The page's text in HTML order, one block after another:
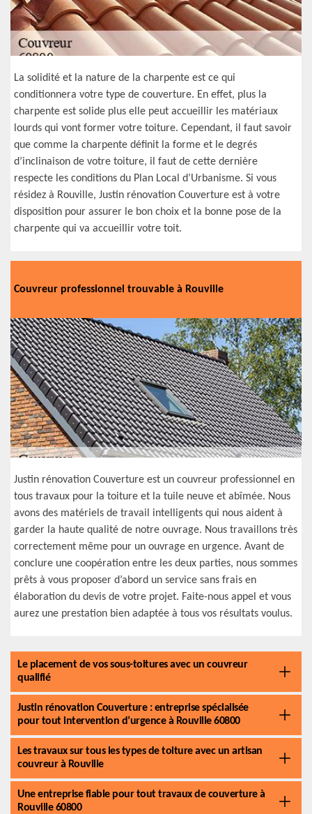
La solidité et la nature de la charpente est ce qui
conditionnera votre type de couverture. En effet, plus la
charpente est solide plus elle peut accueillir les matériaux
lourds qui vont former votre toiture. Cependant, il faut savoir
que comme la charpente définit la forme et le degrés
d’inclinaison de votre toiture, il faut de cette dernière
respecte les conditions du Plan Local d’Urbanisme. Si vous
résidez à Rouville, Justin rénovation Couverture est à votre
disposition pour assurer le bon choix et la bonne pose de la
charpente qui va accueillir votre toit.
Couvreur professionnel trouvable à Rouville
Justin rénovation Couverture est un couvreur professionnel en
tous travaux pour la toiture et la tuile neuve et abîmée. Nous
avons des matériels de travail intelligents qui nous aident à
garder la haute qualité de notre ouvrage. Nous travaillons très
correctement même pour un ouvrage en urgence. Avant de
conclure une coopération entre les deux parties, nous sommes
prêts à vous proposer d’abord un service sans frais en
élaboration du devis de votre projet. Faite-nous appel et vous
aurez une prestation bien adaptée à tous vos résultats voulus.
Le placement de vos sous-toitures avec un couvreur
qualifié
Justin rénovation Couverture : entreprise spécialisée
pour tout intervention d’urgence à Rouville 60800
Les travaux sur tous les types de toiture avec un artisan
couvreur à Rouville
Une entreprise fiable pour tout travaux de couverture à
Rouville 60800